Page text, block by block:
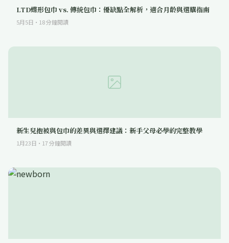
LTD蝶形包巾 vs. 傳統包巾：優缺點全解析，適合月齡與選購指南
5月5日 · 18分鐘閱讀
新生兒抱被與包巾的差異與選擇建議：新手父母必學的完整教學
1月23日 · 17分鐘閱讀